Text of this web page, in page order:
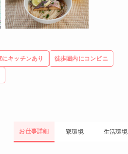
にキッチンあり 徒歩圏内にコンビニ
お仕事詳細 寮環境 生活環境